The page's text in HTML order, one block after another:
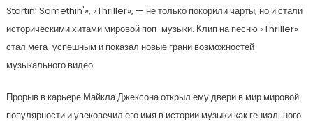
Startin’ Somethin'», «Thriller», — не только покорили чарты, но и стали
историческими хитами мировой поп-музыки. Клип на песню «Thriller»
стал мега-успешным и показал новые грани возможностей
музыкального видео.
Прорыв в карьере Майкла Джексона открыл ему двери в мир мировой
популярности и увековечил его имя в истории музыки как гениального